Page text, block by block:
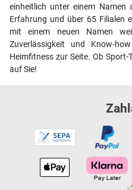
einheitlich unter einem
Erfahrung und über 65 Filialen
mit einem neuen Namen
Zuverlässigkeit und Know-
Heimfitness zur Seite. Ob
auf Sie!